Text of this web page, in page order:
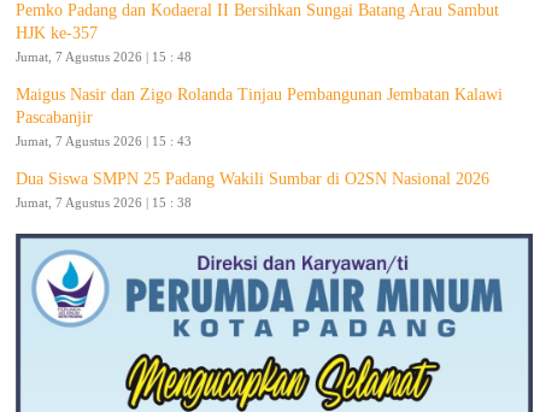
Pemko Padang dan Kodaeral II Bersihkan Sungai Batang Arau Sambut
HJK ke-357
Jumat, 7 Agustus 2026 | 15 : 48
Maigus Nasir dan Zigo Rolanda Tinjau Pembangunan Jembatan Kalawi
Pascabanjir
Jumat, 7 Agustus 2026 | 15 : 43
Dua Siswa SMPN 25 Padang Wakili Sumbar di O2SN Nasional 2026
Jumat, 7 Agustus 2026 | 15 : 38